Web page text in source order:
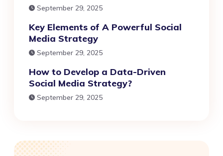
September 29, 2025
Key Elements of A Powerful Social
Media Strategy
September 29, 2025
How to Develop a Data-Driven
Social Media Strategy?
September 29, 2025